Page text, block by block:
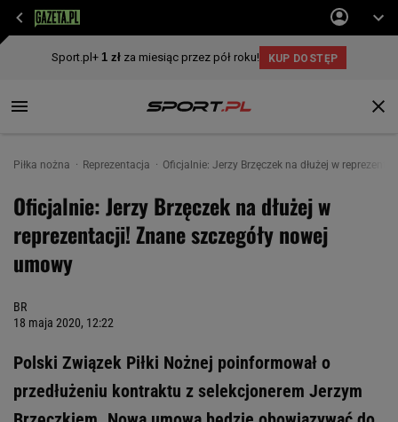
Piłka nożna Reprezentacja Oficjalnie: Jerzy Brzęczek na dłużej w
Oficjalnie: Jerzy Brzęczek na dłużej w
reprezentacji! Znane szczegóły nowej
umowy
BR
18 maja 2020, 12:22
Polski Związek Piłki Nożnej poinformował o
przedłużeniu kontraktu z selekcjonerem Jerzym